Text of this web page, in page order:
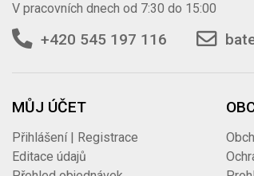
V pracovních dnech od 7:30 do 15:00
+420 545 197 116
MŮJ ÚČET
Přihlášení | Registrace
Editace údajů